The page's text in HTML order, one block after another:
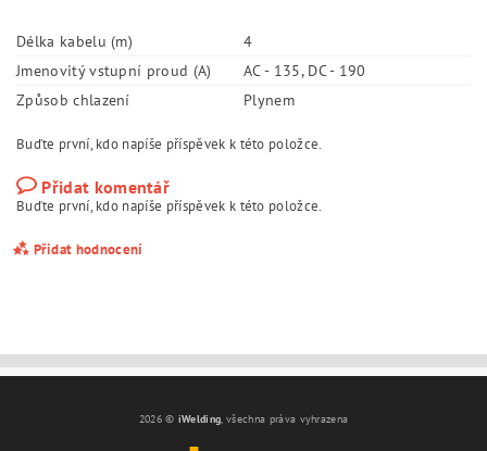
Délka kabelu (m)
4
Jmenovitý vstupní proud (A)
AC - 135, DC - 190
Způsob chlazení
Plynem
Buďte první, kdo napíše příspěvek k této položce.
Přidat komentář
Buďte první, kdo napíše příspěvek k této položce.
Přidat hodnocení
2026 © iWelding, všechna práva vyhrazena